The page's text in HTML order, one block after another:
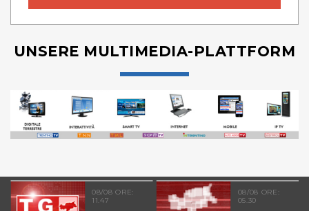
UNSERE MULTIMEDIA-PLATTFORM
08/08 ORE:
11.47
08/08 ORE:
05.30